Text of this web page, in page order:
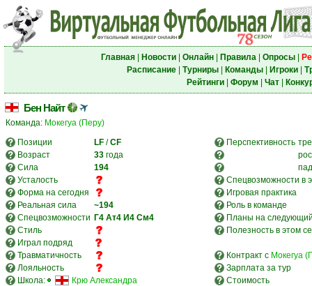
Главная| Новости| Онлайн| Правила| Опросы|
Расписание| Турниры| Команды| Игроки|
Рейтинги| Форум Чат|
Бен Найт
Команда: Мокегуа (Перу)
Позиции
LF /CF Перспективность
Возраст
33 года
Сила
194
Усталость
Спецвозможности в
Форма на сегодня
Игровая практика
Реальная сила
~194
Роль в команде
Спецвозможности Г4 Ат4 И4 См4
Планы на
Стиль
Полезность в этом
Играл подряд
Травматичность
Контракт с Мокегуа
Лояльность
Зарплата за тур
Школа:
Крю Александра Стоимость